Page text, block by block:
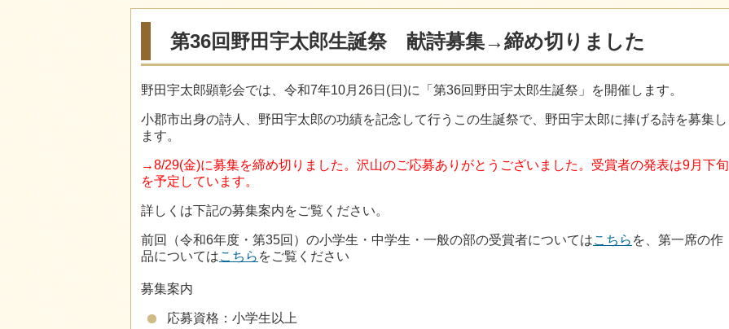
第36回野田宇太郎生誕祭 献詩募集→締め切りました
野田宇太郎顕彰会では、令和7年10月26日(日)に「第36回野田宇太郎生誕祭」を開催します。
小郡市出身の詩人、野田宇太郎の功績を記念して行うこの生誕祭で、野田宇太郎に捧げる詩を募集し
ます。
→8/29(金)に募集を締め切りました。沢山のご応募ありがとうございました。受賞者の発表は9月下旬
を予定しています。
詳しくは下記の募集案内をご覧ください。
前回（令和6年度・第35回）の小学生・中学生・一般の部の受賞者についてはこちら を、第一席の作
品についてはこちら をご覧ください
募集案内
応募資格：小学生以上